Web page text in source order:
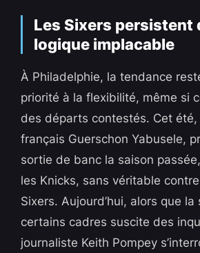
Les Sixers persistent
logique implacable
À Philadelphie, la tendance
priorité à la flexibilité, même si
des départs contestés. Cet été,
français Guerschon Yabusele,
sortie de banc la saison
les Knicks, sans véritable
Sixers. Aujourd’hui, alors que la
certains cadres suscite des
journaliste Keith Pompey